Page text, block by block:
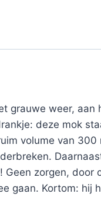
grauwe weer, aan
deze mok
volume van 300
Geen zorgen, door
gaan. Kortom: hij